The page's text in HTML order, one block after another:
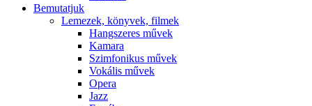
Bemutatjuk
Lemezek, könyvek, filmek
Hangszeres művek
Kamara
Szimfonikus művek
Vokális művek
Opera
Jazz